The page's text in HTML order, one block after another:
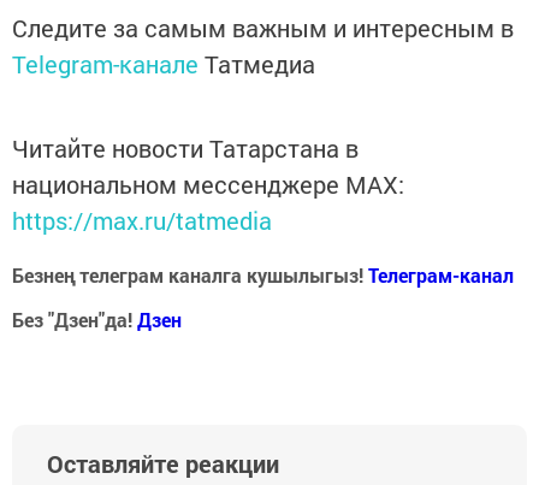
Следите за самым важным и интересным в
Telegram-канале Татмедиа
Читайте новости Татарстана в
национальном мессенджере MАХ:
https://max.ru/tatmedia
Безнең телеграм каналга кушылыгыз!Телеграм-канал
Без "Дзен"да!Дзен
Оставляйте реакции